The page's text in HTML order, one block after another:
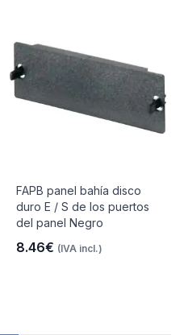
FAPB panel bahía disco
duro E / S de los puertos
del panel Negro
8.46€ (IVA incl.)